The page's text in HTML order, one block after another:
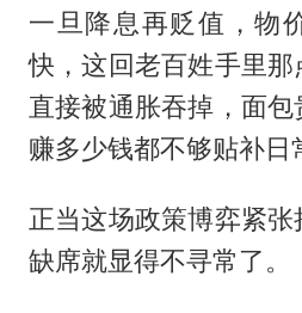
一旦降息再贬值，物
快，这回老百姓手里
直接被通胀吞掉，面包
赚多少钱都不够贴补日
正当这场政策博弈紧
缺席就显得不寻常了。